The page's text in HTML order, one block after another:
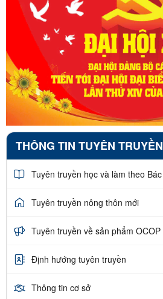
THÔNG TIN TUYÊN TRUYỀN
Tuyên truyền học và làm theo Bác
Tuyên truyền nông thôn mới
Tuyên truyền về sản phẩm OCOP
Định hướng tuyên truyền
Thông tin cơ sở